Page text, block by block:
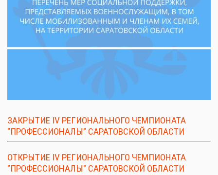
ЗАКРЫТИЕ IV РЕГИОНАЛЬНОГО ЧЕМПИОНАТА
"ПРОФЕССИОНАЛЫ" САРАТОВСКОЙ ОБЛАСТИ
ОТКРЫТИЕ IV РЕГИОНАЛЬНОГО ЧЕМПИОНАТА
"ПРОФЕССИОНАЛЫ" САРАТОВСКОЙ ОБЛАСТИ